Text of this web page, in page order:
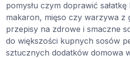
pomysłu czym doprawić
makaron, mięso czy warzywa z
przepisy na zdrowe i smaczne
do większości kupnych sosów
sztucznych dodatków domowa